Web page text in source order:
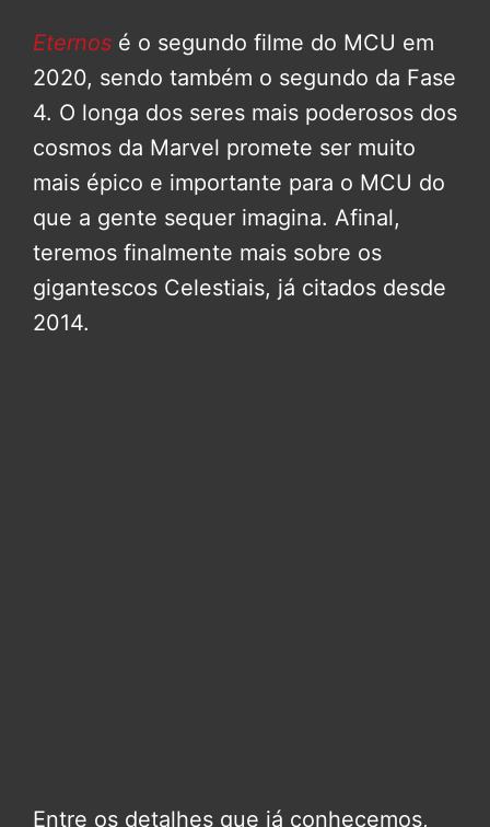
Eternos é o segundo filme do MCU em
2020, sendo também o segundo da Fase
4. O longa dos seres mais poderosos dos
cosmos da Marvel promete ser muito
mais épico e importante para o MCU do
que a gente sequer imagina. Afinal,
teremos finalmente mais sobre os
gigantescos Celestiais, já citados desde
2014.
Entre os detalhes que já conhecemos,